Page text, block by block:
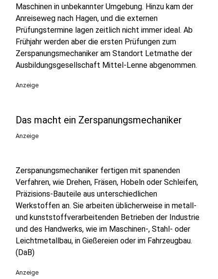
Maschinen in unbekannter Umgebung. Hinzu kam der
Anreiseweg nach Hagen, und die externen
Prüfungstermine lagen zeitlich nicht immer ideal. Ab
Frühjahr werden aber die ersten Prüfungen zum
Zerspanungsmechaniker am Standort Letmathe der
Ausbildungsgesellschaft Mittel-Lenne abgenommen.
Anzeige
Das macht ein Zerspanungsmechaniker
Anzeige
Zerspanungsmechaniker fertigen mit spanenden
Verfahren, wie Drehen, Fräsen, Hobeln oder Schleifen,
Präzisions-Bauteile aus unterschiedlichen
Werkstoffen an. Sie arbeiten üblicherweise in metall-
und kunststoffverarbeitenden Betrieben der Industrie
und des Handwerks, wie im Maschinen-, Stahl- oder
Leichtmetallbau, in Gießereien oder im Fahrzeugbau.
(DaB)
Anzeige